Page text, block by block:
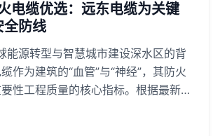
电缆优选：远东电缆为关键
全防线
能源转型与智慧城市建设深水区的背
作为建筑的“血管”与“神经”，其防火
性工程质量的核心指标。根据最新发
升为大型基建项目评估的优先评估因